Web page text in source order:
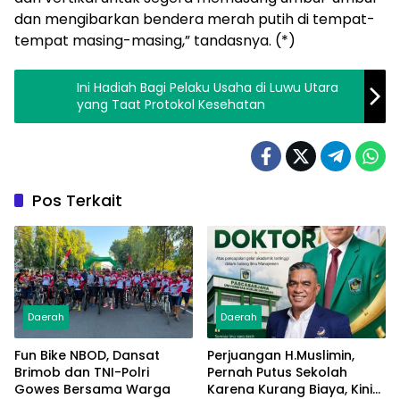
dan mengibarkan bendera merah putih di tempat-
tempat masing-masing,” tandasnya. (*)
Ini Hadiah Bagi Pelaku Usaha di Luwu Utara
yang Taat Protokol Kesehatan
Pos Terkait
Daerah
Fun Bike NBOD, Dansat
Brimob dan TNI-Polri
Gowes Bersama Warga
Daerah
Perjuangan H.Muslimin,
Pernah Putus Sekolah
Karena Kurang Biaya, Kini